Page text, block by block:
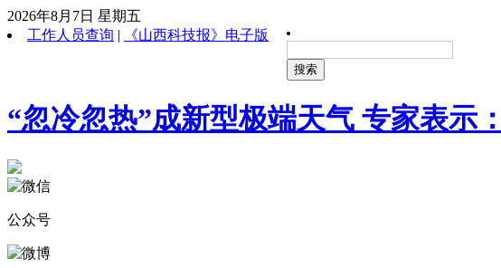
2026年8月7日 星期五
工作人员查询 | 《山西科技报》电子版
搜索
“忽冷忽热”成新型极端天气 专家表示
公众号